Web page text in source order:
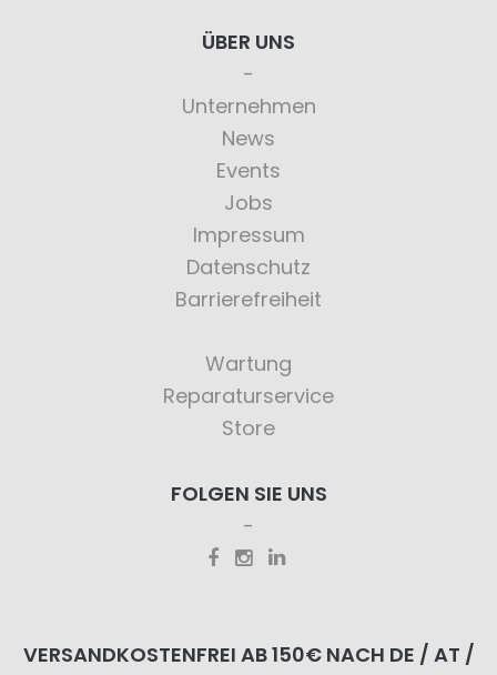
ÜBER UNS
Unternehmen
News
Events
Jobs
Impressum
Datenschutz
Barrierefreiheit
Wartung
Reparaturservice
Store
FOLGEN SIE UNS
VERSANDKOSTENFREI AB 150€ NACH DE / AT /